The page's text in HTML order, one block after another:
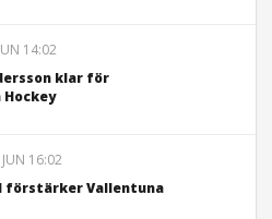
14:02
klar för
16:02
förstärker Vallentuna